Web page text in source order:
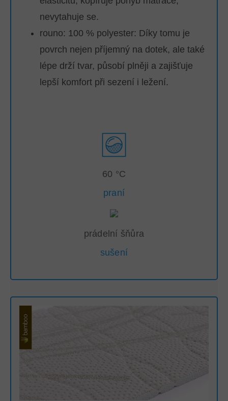
nevytahuje se.
rouno: 100 % polyester: Díky tomu je
povrch nejen příjemný na dotek, ale také
lépe drží tvar, působí plněji a zajišťuje
lepší komfort při sezení i ležení.
60 °C
praní
prádelní šňůra
sušení